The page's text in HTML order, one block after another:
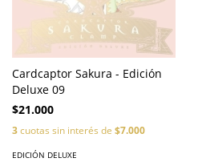
Cardcaptor Sakura - Edición
Deluxe 09
$21.000
3cuotas sin interés de $7.000
EDICIÓN DELUXE